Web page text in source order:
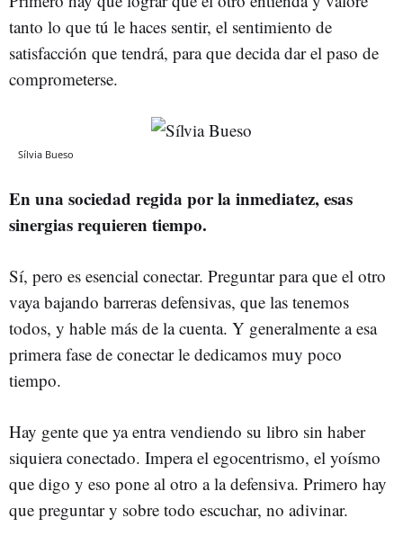
tanto lo que tú le haces sentir, el sentimiento de
satisfacción que tendrá, para que decida dar el paso de
comprometerse.
Sílvia Bueso
En una sociedad regida por la inmediatez, esas
sinergias requieren tiempo.
Sí, pero es esencial conectar. Preguntar para que el otro
vaya bajando barreras defensivas, que las tenemos
todos, y hable más de la cuenta. Y generalmente a esa
primera fase de conectar le dedicamos muy poco
tiempo.
Hay gente que ya entra vendiendo su libro sin haber
siquiera conectado. Impera el egocentrismo, el yoísmo
que digo y eso pone al otro a la defensiva. Primero hay
que preguntar y sobre todo escuchar, no adivinar.